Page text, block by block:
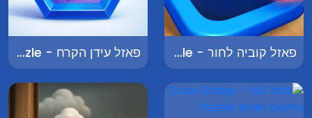
פאזל קוביה לחור - Cube to Hole Puzzle פאזל עידן הקרח - Ice Age Puzzle